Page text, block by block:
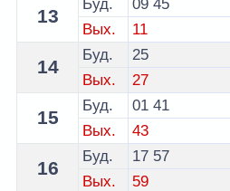
13
Буд. 09 45
Вых.
11
14
Буд.
25
Вых.
27
15
Буд. 01 41
Вых.
43
16
Буд. 17 57
Вых.
59